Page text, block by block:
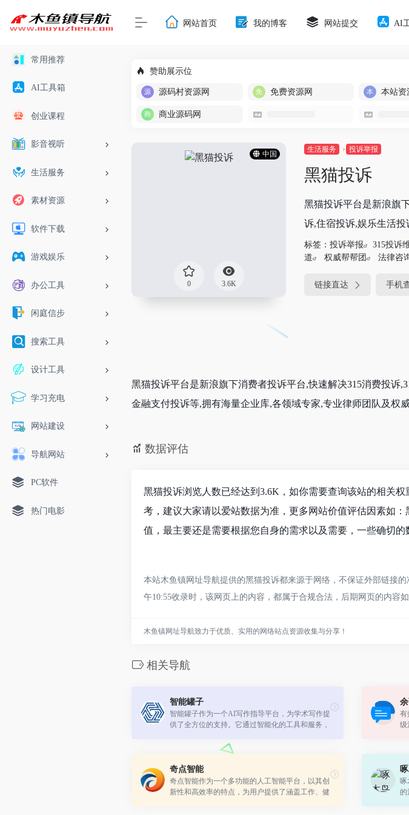
常用推荐
AI工具箱
创业课程
影音视听
生活服务
素材资源
软件下载
游戏娱乐
办公工具
闲庭信步
搜索工具
设计工具
学习充电
网站建设
导航网站
PC软件
热门电影
网站首页 我的博客 网站提交 AI
赞助展示位
源码村资源网 免费资源网 本站资
商业源码网
中国
0 3.6K
生活服务 投诉举报
黑猫投诉
黑猫投诉平台是新浪旗
诉,住宿投诉,娱乐生活
标签： 投诉举报 315投诉
道
权威帮帮团 法律咨
链接直达 手机
黑猫投诉平台是新浪旗下消费者投诉平台,快速解决315消费投诉
金融支付投诉等,拥有海量企业库,各领域专家,专业律师团队及权
数据评估
黑猫投诉浏览人数已经达到3.6K，如你需要查询该站的相关
考，建议大家请以爱站数据为准，更多网站价值评估因素如
值，最主要还是需要根据您自身的需求以及需要，一些确切
本站木鱼镇网址导航提供的黑猫投诉都来源于网络，不保证外部链接
午10:55收录时，该网页上的内容，都属于合规合法，后期网页的内容
木鱼镇网址导航致力于优质、实用的网络站点资源收集与分享！
相关导航
智能罐子
智能罐子作为一个AI写作指导平台，为学术写作提
供了全方位的支持。它通过智能化的工具和服务，
有
级
奇点智能
奇点智能作为一个多功能的人工智能平台，以其创
新性和高效率的特点，为用户提供了涵盖工作、健
啄